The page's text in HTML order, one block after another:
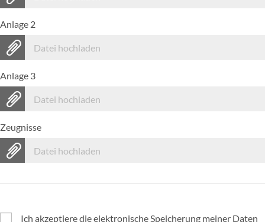
Anlage 2
Datei hochladen
Anlage 3
Datei hochladen
Zeugnisse
Datei hochladen
Ich akzeptiere die elektronische Speicherung meiner Daten